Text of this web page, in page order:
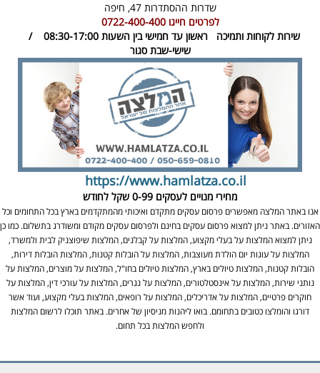
שדרות ההסתדרות 47,
חיפה
לפרטים חייגו0722-400-400
שירות לקוחות ותמיכה
ראשון עד חמישי בין השעות 08:30-17:00 /
שישי-שבת סגור
https://www.hamlatza.co.il
מחירי מנויים לעסקים 0-99 שקל לחודש
אנו באתר המלצה מאפשרים פרסום עסקים מתקדם ואיכותי מהמתקדמים בארץ בכל התחומים וכל
האזורים. באתר ניתן למצוא פרסום עסקים בחינם ולפרסום עסקים מקודם ומשודרג בתשלום. כמו כן
ניתן למצוא המלצות על בעלי מקצוע, המלצות על קבלנים, המלצות שיפוצניק לבית ולמשרד,
המלצות על עוגות יום הולדת מעוצבות, המלצות על הובלות קטנות, המלצות הובלות דירות,
הובלות קטנות, המלצות טיולים בארץ, המלצות טיולים בחו"ל, המלצות על מוצרים, המלצות על
נותני שירות, המלצות על אינסטלטורים, המלצות על נגרים, המלצות על עורכי דין, המלצות על
חוקרים פרטיים, המלצות על אדריכלים, המלצות על רופאים, המלצות בעלי מקצוע, ועוד אשר
דורגו והומלצו כטובים בתחומם. בואו ליהנות מניסיון של אחרים. באתר תוכלו לרשום המלצות
ולחפש המלצות בכל תחום.